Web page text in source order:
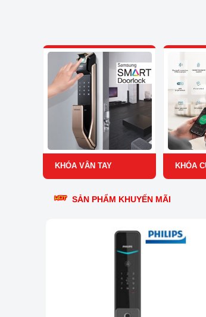
KHÓA VÂN TAY KHÓA
SẢN PHẨM KHUYẾN MÃI